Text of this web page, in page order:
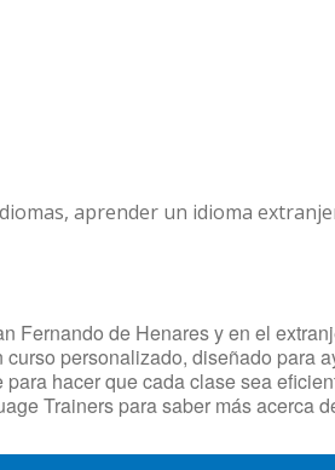
aprender un idioma
de Henares y en el
personalizado, diseñado para
hacer que cada clase sea
Trainers para saber más acerca